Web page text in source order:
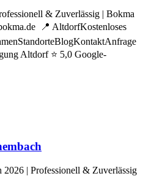
& Zuverlässig | Bokma
📍 AltdorfKostenloses
Altdorf ⭐ 5,0 Google-
2026 | Professionell & Zuverlässig